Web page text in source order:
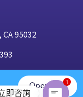
95032
即咨詢
1
Open App